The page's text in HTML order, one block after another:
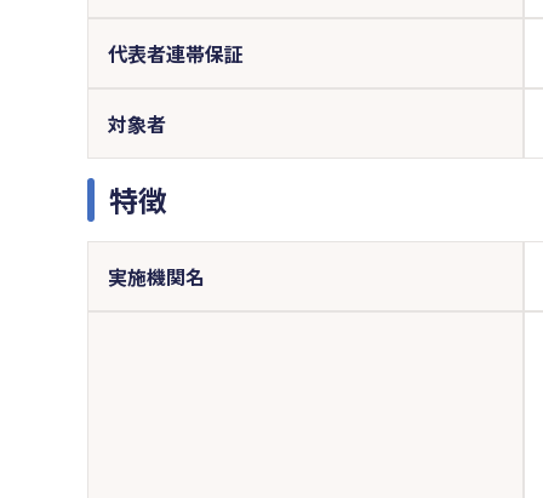
代表者連帯保証
対象者
特徴
実施機関名